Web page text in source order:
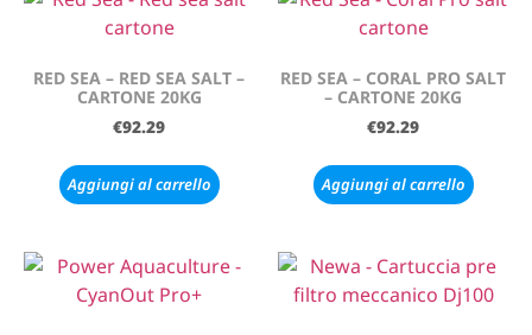
RED SEA – RED SEA SALT –
CARTONE 20KG
€92.29
Aggiungi al carrello
RED SEA – CORAL PRO SALT
– CARTONE 20KG
€92.29
Aggiungi al carrello